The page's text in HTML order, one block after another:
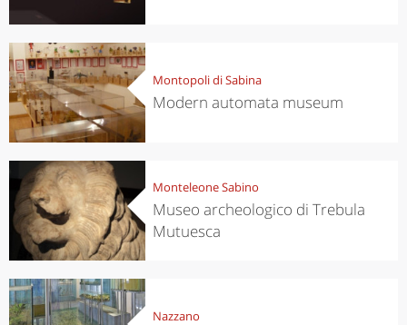
Montopoli di Sabina
Modern automata museum
Monteleone Sabino
Museo archeologico di Trebula
Mutuesca
Nazzano